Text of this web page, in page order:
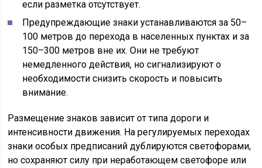
если разметка отсутствует.
Предупреждающие знаки устанавливаются за 50–
100 метров до перехода в населенных пунктах и за
150–300 метров вне их. Они не требуют
немедленного действия, но сигнализируют о
необходимости снизить скорость и повысить
внимание.
Размещение знаков зависит от типа дороги и
интенсивности движения. На регулируемых переходах
знаки особых предписаний дублируются светофорами,
но сохраняют силу при неработающем светофоре или